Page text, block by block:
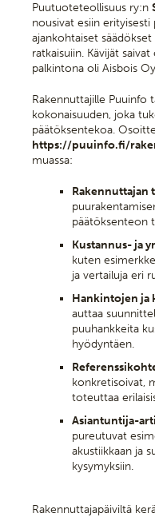
Puutuoteteollisuus ry:n
nousivat esiin
ajankohtaiset
ratkaisuiin. Kävijät
palkintona oli Aisbois
Rakennuttajille Puuinfo
kokonaisuuden, joka
päätöksentekoa.
https://puuinfo.fi/
muassa:
Rakennuttajan
päätöksenteon
Kustannus- ja
kuten
ja vertailuja eri
Hankintojen ja
auttaa
puuhankkeita
hyödyntäen.
konkretisoivat,
toteuttaa
Asiantuntija-
pureutuvat
akustiikkaan ja
kysymyksiin.
Rakennuttajapäiviltä